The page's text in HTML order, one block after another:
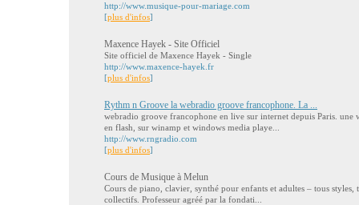
http://www.musique-pour-mariage.com
[plus d'infos]
Maxence Hayek - Site Officiel
Site officiel de Maxence Hayek - Single
http://www.maxence-hayek.fr
[plus d'infos]
Rythm n Groove la webradio groove francophone. La ...
webradio groove francophone en live sur internet depuis Paris.
en flash, sur winamp et windows media playe...
http://www.rngradio.com
[plus d'infos]
Cours de Musique à Melun
Cours de piano, clavier, synthé pour enfants et adultes – tous
collectifs. Professeur agréé par la fondati...